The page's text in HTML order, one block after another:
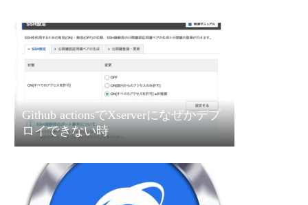
Github actionsでXserverになぜかデプ
ロイできない時